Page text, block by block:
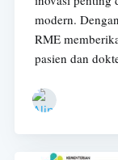
modern.
RME
pasien dan